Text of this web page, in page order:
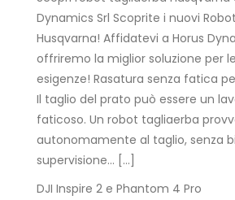
Dynamics Srl Scoprite i nuovi
Husqvarna! Affidatevi a Horus
offriremo la miglior soluzione per
esigenze! Rasatura senza fatica
Il taglio del prato può essere un
faticoso. Un robot tagliaerba
autonomamente al taglio, senza
supervisione… […]
DJI Inspire 2 e Phantom 4 Pro